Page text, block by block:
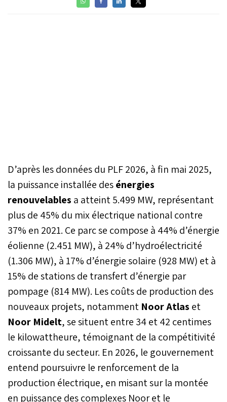
D’après les données du PLF 2026, à fin mai 2025,
la puissance installée desénergies
renouvelables a atteint 5.499 MW, représentant
plus de 45% du mix électrique national contre
37% en 2021. Ce parc se compose à 44% d’énergie
éolienne (2.451 MW), à 24% d’hydroélectricité
(1.306 MW), à 17% d’énergie solaire (928 MW) et à
15% de stations de transfert d’énergie par
pompage (814 MW). Les coûts de production des
nouveaux projets, notamment Noor Atlas et
Noor Midelt, se situent entre 34 et 42 centimes
le kilowattheure, témoignant de la compétitivité
croissante du secteur. En 2026, le gouvernement
entend poursuivre le renforcement de la
production électrique, en misant sur la montée
en puissance des complexes Noor et le